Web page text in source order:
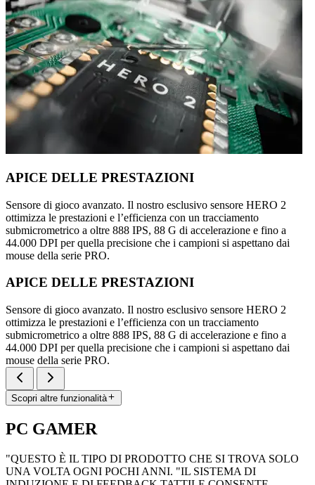
APICE DELLE PRESTAZIONI
Sensore di gioco avanzato. Il nostro esclusivo sensore HERO 2
ottimizza le prestazioni e l’efficienza con un tracciamento
submicrometrico a oltre 888 IPS, 88 G di accelerazione e fino a
44.000 DPI per quella precisione che i campioni si aspettano dai
mouse della serie PRO.
APICE DELLE PRESTAZIONI
Sensore di gioco avanzato. Il nostro esclusivo sensore HERO 2
ottimizza le prestazioni e l’efficienza con un tracciamento
submicrometrico a oltre 888 IPS, 88 G di accelerazione e fino a
44.000 DPI per quella precisione che i campioni si aspettano dai
mouse della serie PRO.
Scopri altre funzionalità
PC GAMER
"QUESTO È IL TIPO DI PRODOTTO CHE SI TROVA SOLO
UNA VOLTA OGNI POCHI ANNI. "IL SISTEMA DI